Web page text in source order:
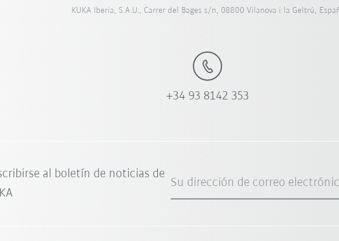
KUKA Iberia, S.A.U., Carrer del Bages s/n, 08800 Vilanova i la Geltrú,
+34 93 8142 353
al boletín de noticias de
Su dirección de correo